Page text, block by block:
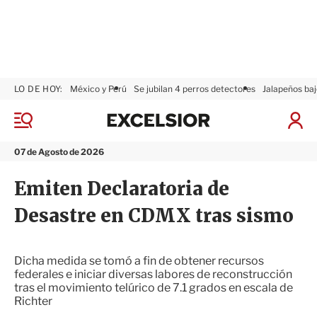
M
n
07 de Agosto de 2026
LO DE HOY: México y Perú Se jubilan 4 perros detectores Jalapeños
I
x
s
i
r
Emiten Declaratoria de
Desastre en CDMX tras sismo
Dicha medida se tomó a fin de obtener recursos
federales e iniciar diversas labores de reconstrucción
tras el movimiento telúrico de 7.1 grados en escala de
Richter